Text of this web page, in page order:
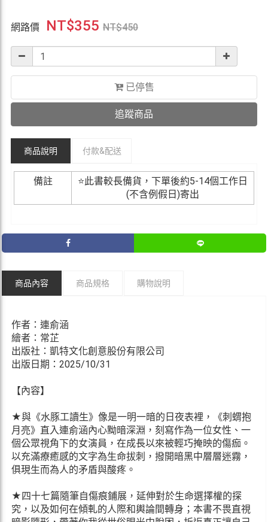
網路價 NT$355 NT$450
已停售
追蹤商品
商品說明 付款&配送
備註
⭐此書較長備貨，下單後約5-14個工作日
(不含例假日)寄出
商品內容 商品規格 購物說明
作者：連俞涵
繪者：常芷
出版社：凱特文化創意股份有限公司
出版日期：2025/10/31
【內容】
★與《水豚工讀生》像是一明一暗的日夜表裡，《刺蝟抱
月亮》直入連俞涵內心黝暗深淵，刻寫作為一位女性、一
個公眾視角下的女演員，在成長以來被輕巧掩映的傷痂。
以充滿療癒感的文字為生命拔刺，撥開暗黑中層層迷霧，
俱現生而為人的矛盾與酸疼。
★四十七篇隨筆自傷痕鋪展，延伸對於生命選擇權的探
究，以及如何在傾軋的人際和輿論間轉身；本書不畏直視